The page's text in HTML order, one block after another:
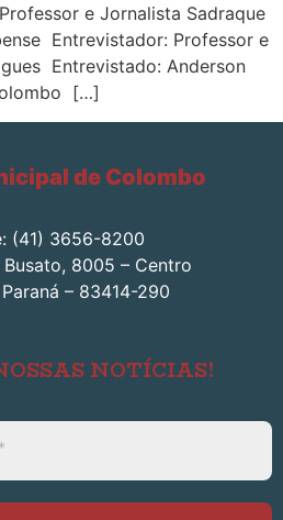
e Jornalista Sadraque
Entrevistador: Professor e
Entrevistado: Anderson
[…]
de Colombo
(41) 3656-8200
Busato, 8005 – Centro
– 83414-290
NOTÍCIAS!